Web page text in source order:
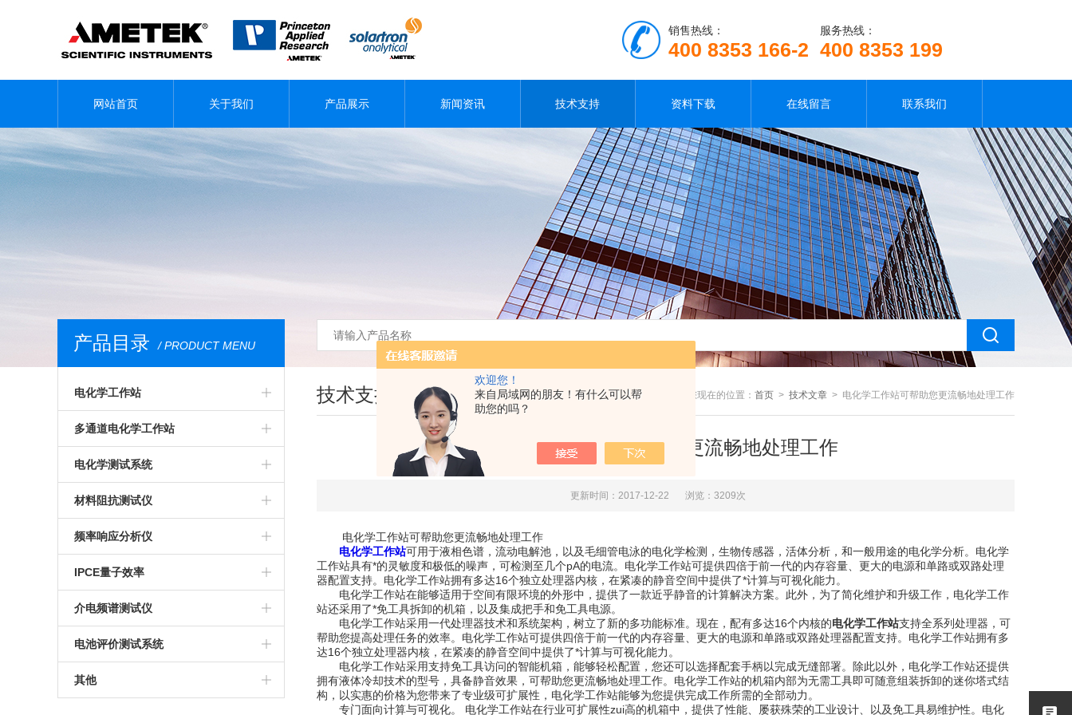
欢迎您！
来自局域网的朋友！有什么可以帮
助您的吗？
服务热线：
400 8353 199
销售热线：
400 8353 166-2
网站首页 关于我们 产品展示 新闻资讯 技术支持 资料下载 在线留言 联系我们
产品目录 / PRODUCT MENU
电化学工作站
多通道电化学工作站
高精度电化学工作站
多功能电化学工作站
进口电化学工作站
美国普林斯顿电化学工作站
英国输力强电化学工作站
多通道电化学工作站
美国普林斯顿多通道电化学工作站
英国输力强多通道电化学工作站
电化学测试系统
多通道电化学测试系统
光电化学测试系统
多功能电化学测试系统
微区电化学测试系统
微区扫描电化学工作站
材料阻抗测试仪
高精度交流阻抗测试系统
生物阻抗特性测试系统
电化学交流阻抗测试系统
频率响应分析仪
IPCE量子效率
介电频谱测试仪
电池评价测试系统
其他
技术支持 您现在的位置： 首页 > 技术文章 > 电化学工作站可帮助您更流畅地处理工作
电化学工作站可帮助您更流畅地处理工作
更新时间：2017-12-22 浏览：3209次
电化学工作站可帮助您更流畅地处理工作
电化学工作站可用于液相色谱，流动电解池，以及毛细管电泳的电化学检测，生物传感器，活体分析，和一般用途的电化学分析。电化学
工作站具有*的灵敏度和极低的噪声，可检测至几个pA的电流。电化学工作站可提供四倍于前一代的内存容量、更大的电源和单路或双路处理
器配置支持。电化学工作站拥有多达16个独立处理器内核，在紧凑的静音空间中提供了*计算与可视化能力。
电化学工作站在能够适用于空间有限环境的外形中，提供了一款近乎静音的计算解决方案。此外，为了简化维护和升级工作，电化学工作
站还采用了*免工具拆卸的机箱，以及集成把手和免工具电源。
电化学工作站采用一代处理器技术和系统架构，树立了新的多功能标准。现在，配有多达16个内核的电化学工作站支持全系列处理器，可
帮助您提高处理任务的效率。电化学工作站可提供四倍于前一代的内存容量、更大的电源和单路或双路处理器配置支持。电化学工作站拥有多
达16个独立处理器内核，在紧凑的静音空间中提供了*计算与可视化能力。
电化学工作站采用支持免工具访问的智能机箱，能够轻松配置，您还可以选择配套手柄以完成无缝部署。除此以外，电化学工作站还提供
拥有液体冷却技术的型号，具备静音效果，可帮助您更流畅地处理工作。电化学工作站的机箱内部为无需工具即可随意组装拆卸的迷你塔式结
构，以实惠的价格为您带来了专业级可扩展性，电化学工作站能够为您提供完成工作所需的全部动力。
专门面向计算与可视化。 电化学工作站在行业可扩展性zui高的机箱中，提供了性能、屡获殊荣的工业设计、以及免工具易维护性。电化